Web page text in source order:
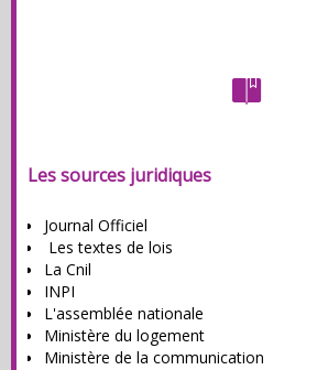
Les sources juridiques
Journal Officiel
Les textes de lois
La Cnil
INPI
L'assemblée nationale
Ministère du logement
Ministère de la communication